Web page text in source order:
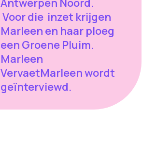
Voor die inzet krijgen
Marleen en haar ploeg
een Groene Pluim.
Marleen
VervaetMarleen wordt
geïnterviewd.